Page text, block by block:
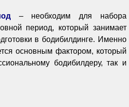
– необходим для набора
период, который занимает
в бодибилдинге. Именно
основным фактором, который
бодибилдеру, так и